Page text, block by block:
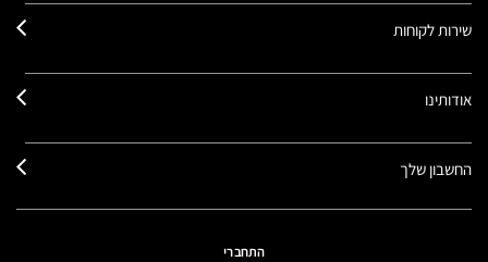
שירות לקוחות
אודותינו
החשבון שלך
התחברי